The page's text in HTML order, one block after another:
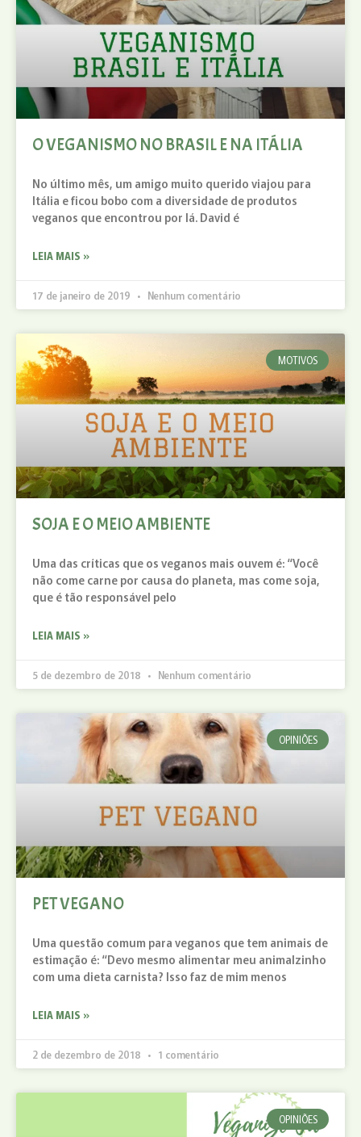
O VEGANISMO NO BRASIL E NA ITÁLIA
No último mês, um amigo muito querido viajou para
Itália e ficou bobo com a diversidade de produtos
veganos que encontrou por lá. David é
LEIA MAIS »
17 de janeiro de 2019 Nenhum comentário
MOTIVOS
SOJA E O MEIO AMBIENTE
Uma das críticas que os veganos mais ouvem é: “Você
não come carne por causa do planeta, mas come soja,
que é tão responsável pelo
LEIA MAIS »
5 de dezembro de 2018 Nenhum comentário
OPINIÕES
PET VEGANO
Uma questão comum para veganos que tem animais de
estimação é: “Devo mesmo alimentar meu animalzinho
com uma dieta carnista? Isso faz de mim menos
LEIA MAIS »
2 de dezembro de 2018 1 comentário
OPINIÕES